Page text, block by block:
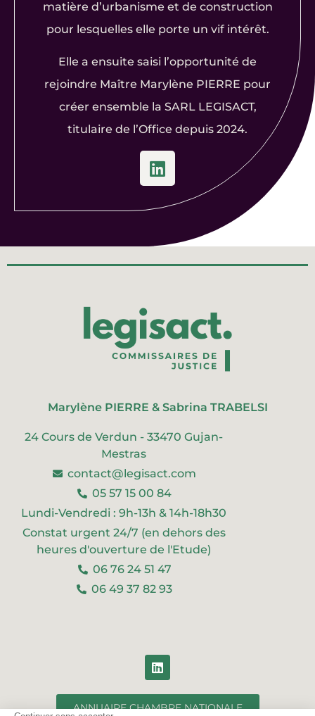
matière d’urbanisme et de construction
pour lesquelles elle porte un vif intérêt.
Elle a ensuite saisi l’opportunité de
rejoindre Maître Marylène PIERRE pour
créer ensemble la SARL LEGISACT,
titulaire de l’Office depuis 2024.
Marylène PIERRE & Sabrina TRABELSI
24 Cours de Verdun - 33470 Gujan-
Mestras
contact@legisact.com
05 57 15 00 84
Lundi-Vendredi : 9h-13h & 14h-18h30
Constat urgent 24/7 (en dehors des
heures d'ouverture de l'Etude)
06 76 24 51 47
06 49 37 82 93
ANNUAIRE CHAMBRE NATIONALE